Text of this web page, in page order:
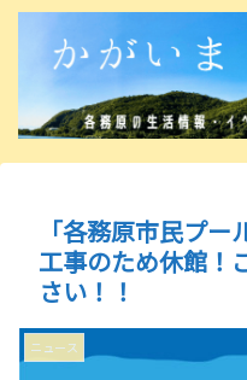
「各務原市民プ
工事のため休館！
さい！！
ニュース